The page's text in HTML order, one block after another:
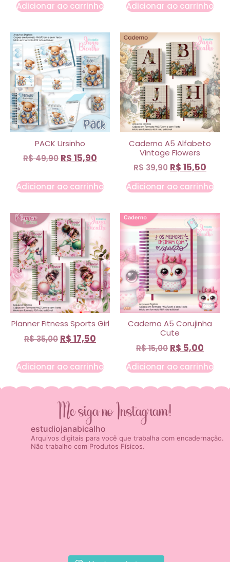
Adicionar ao carrinho Adicionar ao carrinho
PACK Ursinho
R$49,90 R$ 15,90
Adicionar ao carrinho
Caderno A5 Alfabeto
Vintage Flowers
R$39,90 R$ 15,50
Adicionar ao carrinho
Planner Fitness Sports Girl
R$35,00 R$ 17,50
Adicionar ao carrinho
Caderno A5 Corujinha
Cute
R$15,00 R$ 5,00
Adicionar ao carrinho
Me siga no Instagram!
estudiojanabicalho
Arquivos digitais para você que trabalha com encadernação.
Não trabalho com Produtos Físicos.